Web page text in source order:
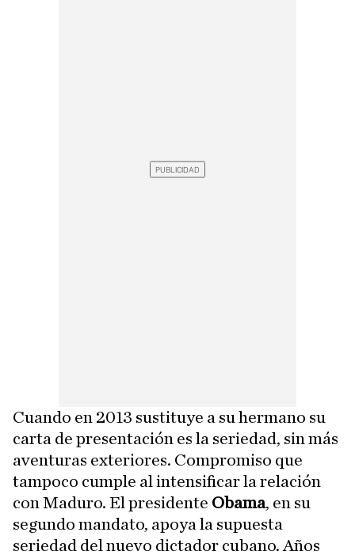
Cuando en 2013 sustituye a su hermano su
carta de presentación es la seriedad, sin más
aventuras exteriores. Compromiso que
tampoco cumple al intensificar la relación
con Maduro. El presidente Obama, en su
segundo mandato, apoya la supuesta
seriedad del nuevo dictador cubano. Años